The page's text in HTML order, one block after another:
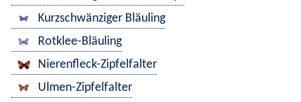
Kurzschwänziger Bläuling
Rotklee-Bläuling
Nierenfleck-Zipfelfalter
Ulmen-Zipfelfalter